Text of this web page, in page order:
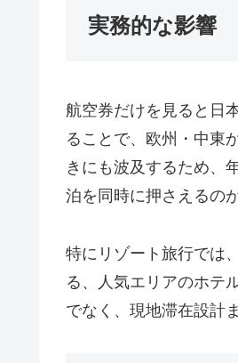
実務的な影響
航空券だけを見ると日
ることで、欧州・中東
きにも波及するため、
泊を同時に押さえるの
特にリゾート旅行では
る、人気エリアのホテ
でなく、現地滞在設計